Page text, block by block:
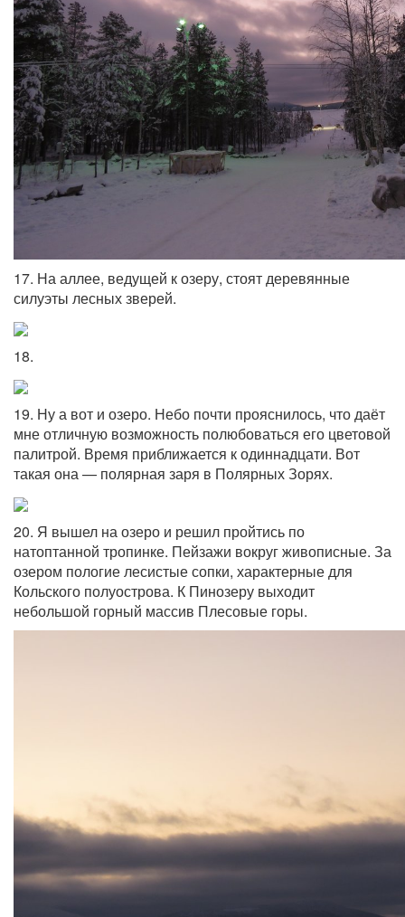
17. На аллее, ведущей к озеру, стоят деревянные
силуэты лесных зверей.
18.
19. Ну а вот и озеро. Небо почти прояснилось, что даёт
мне отличную возможность полюбоваться его цветовой
палитрой. Время приближается к одиннадцати. Вот
такая она — полярная заря в Полярных Зорях.
20. Я вышел на озеро и решил пройтись по
натоптанной тропинке. Пейзажи вокруг живописные. За
озером пологие лесистые сопки, характерные для
Кольского полуострова. К Пинозеру выходит
небольшой горный массив Плесовые горы.